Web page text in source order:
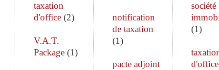
taxation
d'office (2)
V.A.T.
Package (1)
notification
de taxation
(1)
pacte adjoint
société
(1)
d'office